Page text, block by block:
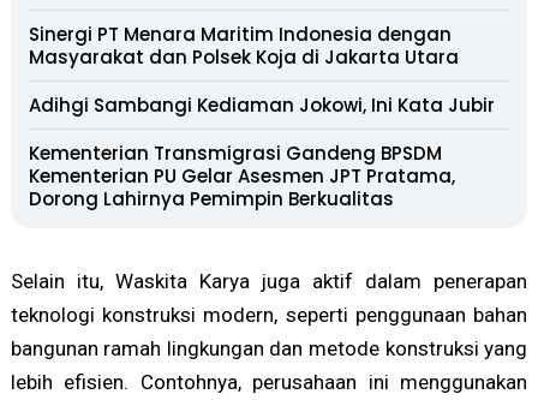
Sinergi PT Menara Maritim Indonesia dengan
Masyarakat dan Polsek Koja di Jakarta Utara
Adihgi Sambangi Kediaman Jokowi, Ini Kata Jubir
Kementerian Transmigrasi Gandeng BPSDM
Kementerian PU Gelar Asesmen JPT Pratama,
Dorong Lahirnya Pemimpin Berkualitas
Selain itu, Waskita Karya juga aktif dalam penerapan
teknologi konstruksi modern, seperti penggunaan bahan
bangunan ramah lingkungan dan metode konstruksi yang
lebih efisien. Contohnya, perusahaan ini menggunakan